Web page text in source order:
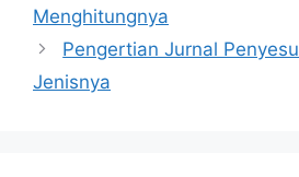
Menghitungnya
Pengertian Jurnal
Jenisnya